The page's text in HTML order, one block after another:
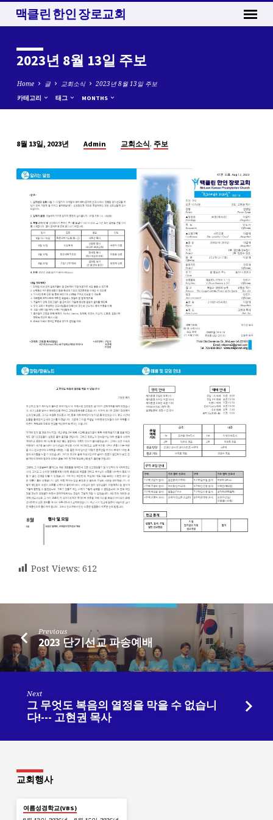
맥클린 한인 장로교회
2023년 8월 13일 주보
Home 글 교회소식 2023년 8월 13일 주보
카테고리 태그 MONTHS
년
월
13
8월 13일, 2023년 Admin 교회소식, 주보
Post Views: 612
Previous
2023 단기선교 파송예배
Next
그 무엇도 복음의 열정을 막을 수 없습니
다!--- 고현권 목사
교회행사
여름성경학교(VBS)